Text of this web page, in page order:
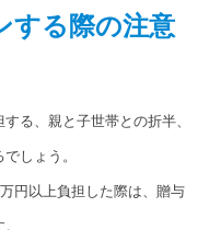
する際の注意
る、親と子世帯との折半、
しょう。
円以上負担した際は、贈与